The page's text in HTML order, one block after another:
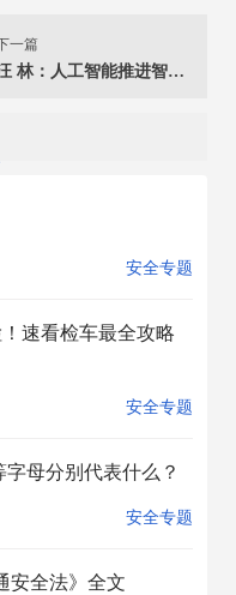
一篇
汪 林：人工智能推进智慧公路高质量发展 | 分论坛之道路交通管理技术赋能交流论坛
安全专题
速看检车最全攻略
安全专题
母分别代表什么？
安全专题
安全法》全文